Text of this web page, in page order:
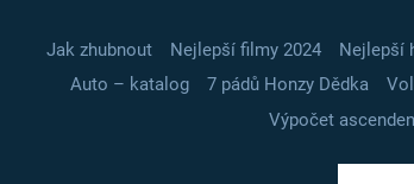
Jak zhubnout Nejlepší filmy 2024 Nejlepší
Auto – katalog
7 pádů Honzy Dědka
Výpočet